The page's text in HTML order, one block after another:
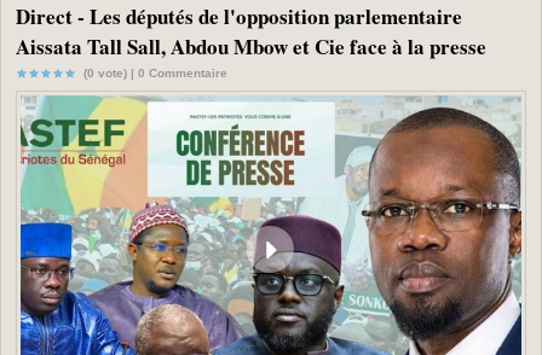
Direct - Les députés de l'opposition parlementaire
Aissata Tall Sall, Abdou Mbow et Cie face à la presse
(0 vote) | 0 Commentaire